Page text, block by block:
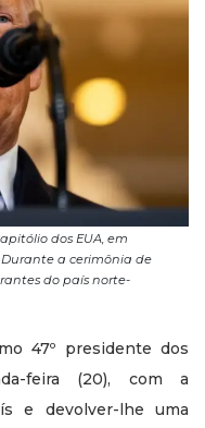
dos EUA, em
Durante a cerimônia de
do país norte-
47º presidente dos
feira (20), com a
e devolver-lhe uma